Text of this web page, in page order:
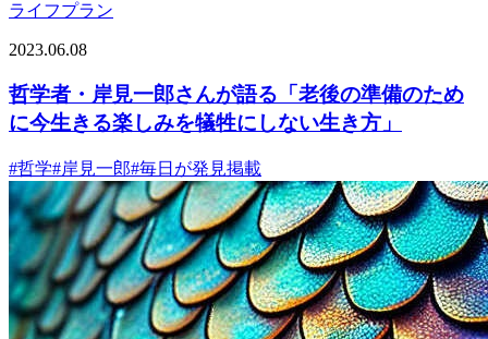
ライフプラン
2023.06.08
哲学者・岸見一郎さんが語る「老後の準備のため
に今生きる楽しみを犠牲にしない生き方」
#哲学#岸見一郎#毎日が発見掲載